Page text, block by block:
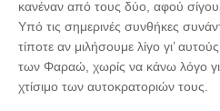
κανέναν από τους δύο, αφού
Υπό τις σημερινές συνθήκες
τίποτε αν μιλήσουμε λίγο γι’
των Φαραώ, χωρίς να κάνω λόγο
χτίσιμο των αυτοκρατοριών τους.